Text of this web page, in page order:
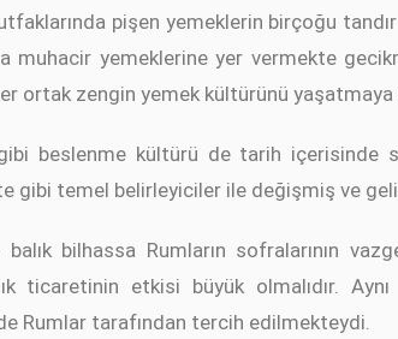
pişen yemeklerin birçoğu
muhacir yemeklerine yer vermekte
ortak zengin yemek kültürünü
beslenme kültürü de tarih içerisinde
gibi temel belirleyiciler ile değişmiş ve
bilhassa Rumların sofralarının
ticaretinin etkisi büyük olmalıdır.
Rumlar tarafından tercih edilmekteydi.